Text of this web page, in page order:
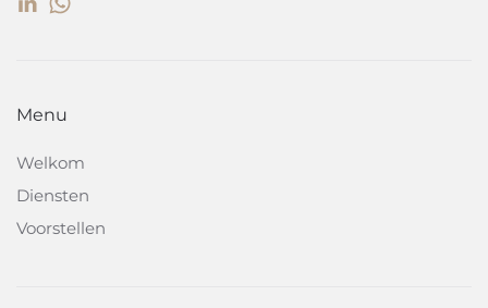
Menu
Welkom
Diensten
Voorstellen